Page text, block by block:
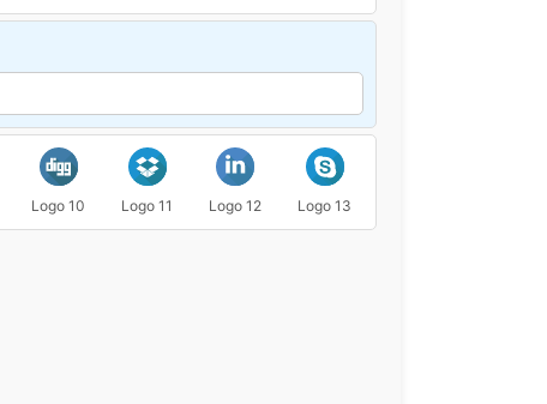
Logo 10 Logo 11 Logo 12 Logo 13